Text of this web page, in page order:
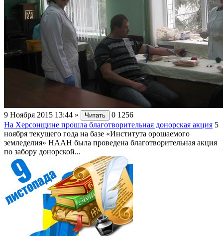
9 Ноября 2015 13:44 » Читать 0 1256
На Херсонщине прошла благотворительная донорская акция 5
ноября текущего года на базе «Института орошаемого
земледелия» НААН была проведена благотворительная акция
по забору донорской...